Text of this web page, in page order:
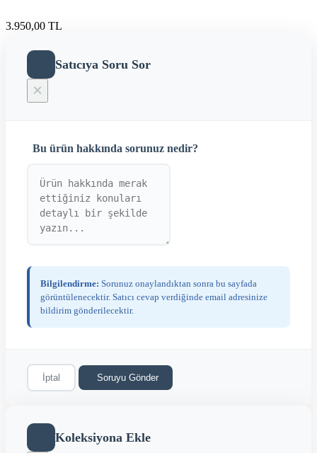
3.950,00 TL
Satıcıya Soru Sor
×
Bu ürün hakkında sorunuz nedir?
Bilgilendirme: Sorunuz onaylandıktan sonra bu sayfada
görüntülenecektir. Satıcı cevap verdiğinde email adresinize
bildirim gönderilecektir.
İptal Soruyu Gönder
Koleksiyona Ekle